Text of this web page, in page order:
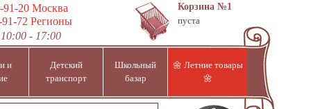
91-20Москва
72 Регионы
- 17:00
Корзина №1
пуста
и
Детский
транспорт
Школьный
базар
🌼 Летние товары
🌼